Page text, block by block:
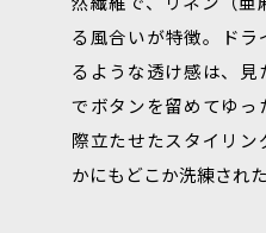
る風合いが特徴。ド
るような透け感は、見
でボタンを留めてゆっ
際立たせたスタイリン
かにもどこか洗練され